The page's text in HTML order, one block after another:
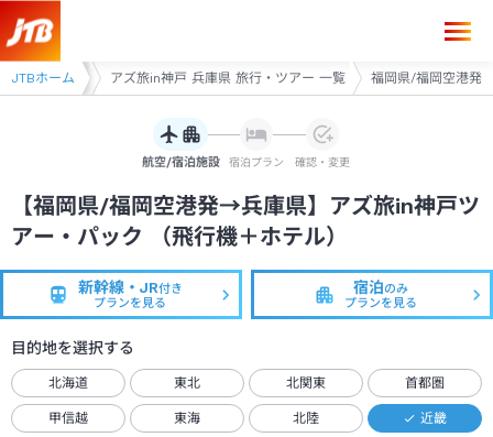
JTBホーム
畿 兵庫県 アズ旅in神戸 兵庫県 旅行・ツアー 一覧 福岡県/福岡空港発
航空/宿泊施設 宿泊プラン 確認・変更
【福岡県/福岡空港発→兵庫県】アズ旅in神戸ツ
アー・パック （飛行機＋ホテル）
新幹線・JR付き
プランを見る
宿泊のみ
プランを見る
目的地を選択する
北海道 東北 北関東 首都圏
甲信越 東海 北陸 近畿